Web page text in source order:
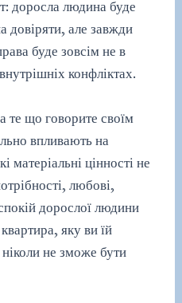
доросла людина буде
але завжди
буде зовсім не в
конфліктах.
те що говорите своїм
впливають на
матеріальні цінності не
любові,
дорослої людини
яку ви їй
не зможе бути